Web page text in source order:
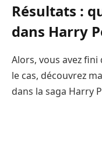
Résultats :
dans Harry
Alors, vous avez
le cas, découvrez
dans la saga Harry